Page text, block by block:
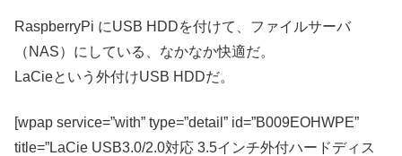
RaspberryPi にUSB HDDを付けて、ファイルサーバ
（NAS）にしている、なかなか快適だ。
LaCieという外付けUSB HDDだ。
[wpap service=”with” type=”detail” id=”B009EOHWPE”
title=”LaCie USB3.0/2.0対応 3.5インチ外付ハードディス